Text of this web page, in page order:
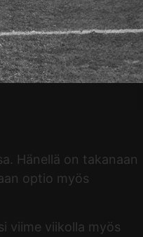
Hänellä on takanaan
optio myös
viime viikolla myös